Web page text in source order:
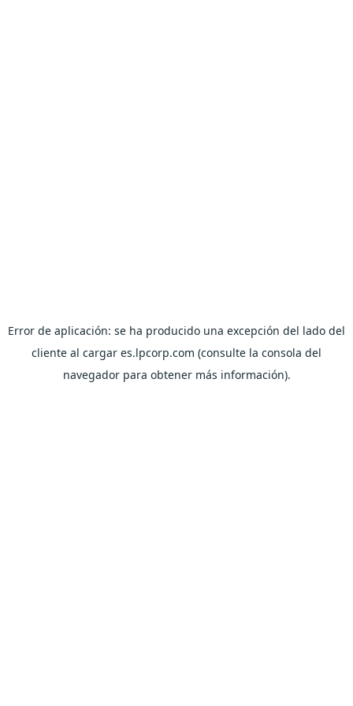
Error de aplicación: se ha producido una excepción del lado del
cliente al cargar es.lpcorp.com (consulte la consola del
navegador para obtener más información).